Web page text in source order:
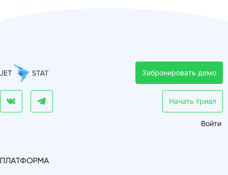
Забронировать демо
Начать триал
Войти
ПЛАТФОРМА